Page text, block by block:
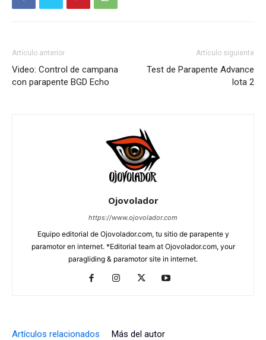
Artículo anterior
Video: Control de campana
con parapente BGD Echo
Artículo siguiente
Test de Parapente Advance
Iota 2
Ojovolador
https://www.ojovolador.com
Equipo editorial de Ojovolador.com, tu sitio de parapente y
paramotor en internet. *Editorial team at Ojovolador.com, your
paragliding & paramotor site in internet.
Artículos relacionados Más del autor